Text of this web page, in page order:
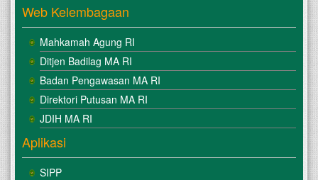
Web Kelembagaan
Mahkamah Agung RI
Ditjen Badilag MA RI
Badan Pengawasan MA RI
Direktori Putusan MA RI
JDIH MA RI
Aplikasi
SIPP